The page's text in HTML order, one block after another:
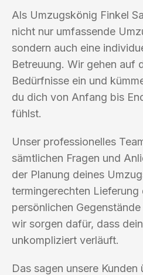
Als Umzugskönig Finkel
nicht nur umfassende
sondern auch eine
Betreuung. Wir gehen auf
Bedürfnisse ein und
du dich von Anfang bis
fühlst.
Unser professionelles
sämtlichen Fragen und
der Planung deines
termingerechten
persönlichen
wir sorgen dafür, dass
unkompliziert verläuft.
Das sagen unsere